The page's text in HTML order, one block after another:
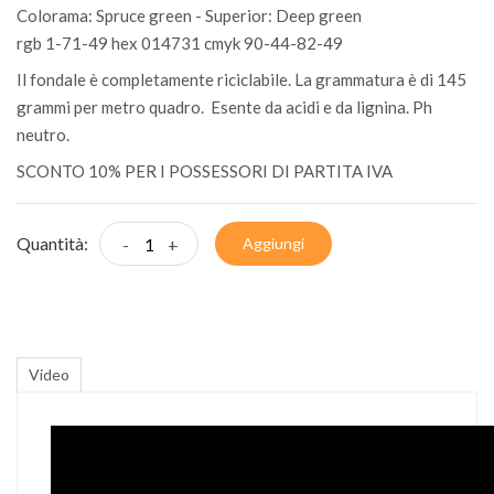
Colorama: Spruce green - Superior: Deep green
rgb 1-71-49 hex 014731 cmyk 90-44-82-49
Il fondale è completamente riciclabile. La grammatura è di 145
grammi per metro quadro. Esente da acidi e da lignina. Ph
neutro.
SCONTO 10% PER I POSSESSORI DI PARTITA IVA
Quantità: - + Aggiungi
Video